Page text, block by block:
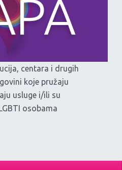
centara i drugih
koje pružaju
usluge i/ili su
osobama